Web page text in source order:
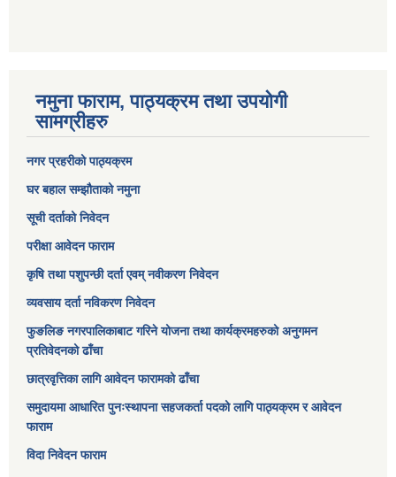
नमुना फाराम, पाठ्यक्रम तथा उपयोगी
सामग्रीहरु
नगर प्रहरीको पाठ्यक्रम
घर बहाल सम्झौताको नमुना
सूची दर्ताको निवेदन
परीक्षा आवेदन फाराम
कृषि तथा पशुपन्छी दर्ता एवम् नवीकरण निवेदन
व्यवसाय दर्ता नविकरण निवेदन
फुङलिङ नगरपालिकाबाट गरिने योजना तथा कार्यक्रमहरुको अनुगमन
प्रतिवेदनको ढाँचा
छात्रवृत्तिका लागि आवेदन फारामको ढाँचा
समुदायमा आधारित पुनःस्थापना सहजकर्ता पदको लागि पाठ्यक्रम र आवेदन
फाराम
विदा निवेदन फाराम